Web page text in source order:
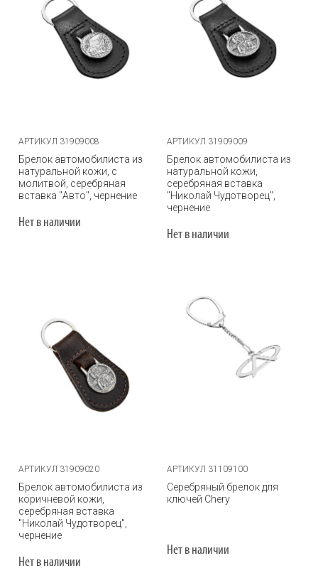
АРТИКУЛ 31909008
Брелок автомобилиста из
натуральной кожи, с
молитвой, серебряная
вставка "Авто", чернение
Нет в наличии
АРТИКУЛ 31909009
Брелок автомобилиста из
натуральной кожи,
серебряная вставка
"Николай Чудотворец",
чернение
Нет в наличии
АРТИКУЛ 31909020
Брелок автомобилиста из
коричневой кожи,
серебряная вставка
"Николай Чудотворец",
чернение
Нет в наличии
АРТИКУЛ 31109100
Серебряный брелок для
ключей Chery
Нет в наличии